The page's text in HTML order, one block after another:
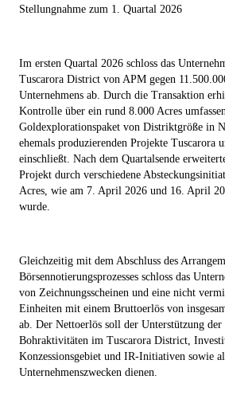
Stellungnahme zum 1. Quartal 2026
Im ersten Quartal 2026 schloss das
Tuscarora District von APM gegen
Unternehmens ab. Durch die Transaktion
Kontrolle über ein rund 8.000 Acres
Goldexplorationspaket von Distriktgröße in
ehemals produzierenden Projekte Tuscarora
einschließt. Nach dem Quartalsende
Projekt durch verschiedene
Acres, wie am 7. April 2026 und 16. April
wurde.
Gleichzeitig mit dem Abschluss des
Börsennotierungsprozesses schloss das
von Zeichnungsscheinen und eine nicht
Einheiten mit einem Bruttoerlös von
ab. Der Nettoerlös soll der Unterstützung
Bohraktivitäten im Tuscarora District,
Konzessionsgebiet und IR-Initiativen sowie
Unternehmenszwecken dienen.